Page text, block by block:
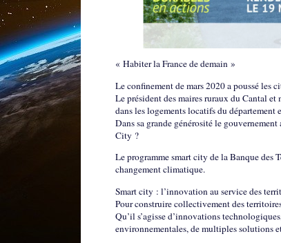
« Habiter la France de demain »
Le confinement de mars 2020 a poussé les
Le président des maires ruraux du Cantal et
dans les logements locatifs du département
Dans sa grande générosité le
City ?
Le programme smart city de la Banque des
changement climatique.
Smart city : l’innovation au service des
Pour construire collectivement des
Qu’il s’agisse d’innovations
environnementales, de multiples solutions